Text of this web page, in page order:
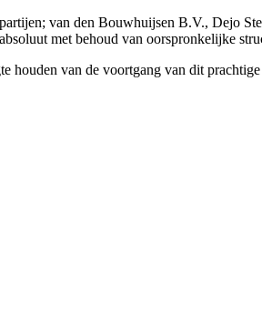
van den Bouwhuijsen B.V., Dejo
met behoud van oorspronkelijke
houden van de voortgang van dit